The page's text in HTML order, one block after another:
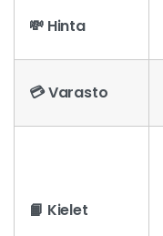
💸 Hinta
💳 Varasto
📙 Kielet